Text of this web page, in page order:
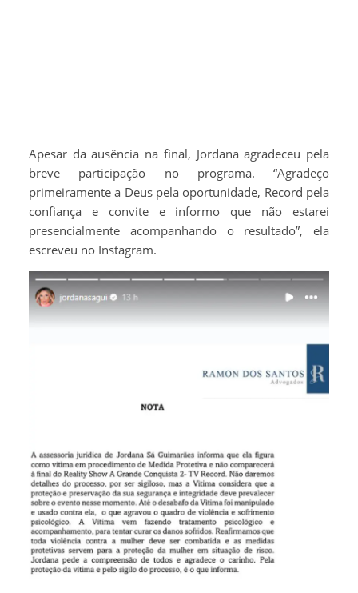
Apesar da ausência na final, Jordana agradeceu pela
breve participação no programa. “Agradeço
primeiramente a Deus pela oportunidade, Record pela
confiança e convite e informo que não estarei
presencialmente acompanhando o resultado”, ela
escreveu no Instagram.